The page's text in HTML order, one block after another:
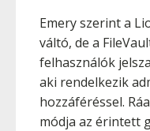
Emery szerint a
váltó, de a
felhasználók
aki rendelkezik
hozzáféréssel.
módja az érintett